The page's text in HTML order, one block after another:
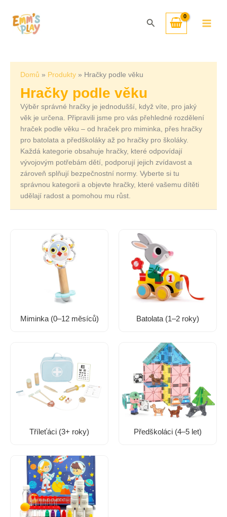
obsah
Hledat
Domů Produkty Hračky podle věku
Hračky podle věku
Výběr správné hračky je jednodušší, když víte, pro jaký
věk je určena. Připravili jsme pro vás přehledné rozdělení
hraček podle věku – od hraček pro miminka, přes hračky
pro batolata a předškoláky až po hračky pro školáky.
Každá kategorie obsahuje hračky, které odpovídají
vývojovým potřebám dětí, podporují jejich zvídavost a
zároveň splňují bezpečnostní normy. Vyberte si tu
správnou kategorii a objevte hračky, které vašemu dítěti
udělají radost a pomohou mu růst.
Miminka (0–12 měsíců) Batolata (1–2 roky)
Tříleťáci (3+ roky) Předškoláci (4–5 let)
nejnovějších